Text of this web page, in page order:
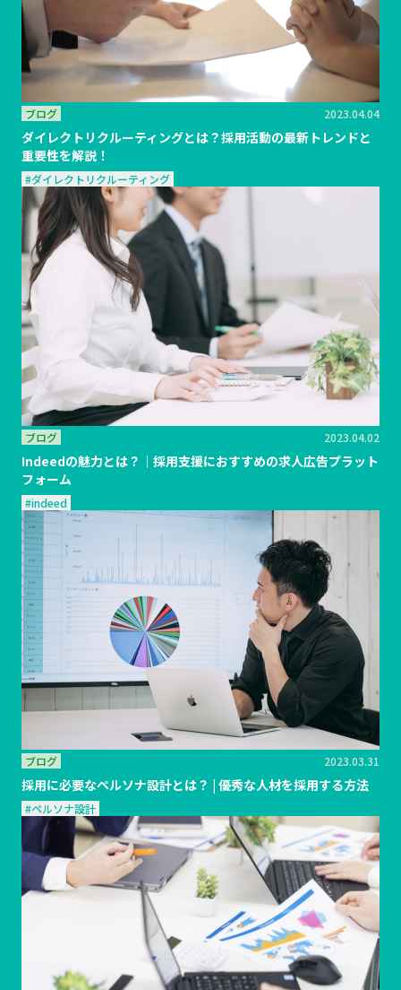
ブログ 2023.04.04
ダイレクトリクルーティングとは？採用活動の最新トレンドと
重要性を解説！
#ダイレクトリクルーティング
ブログ 2023.04.02
Indeedの魅力とは？｜採用支援におすすめの求人広告プラット
フォーム
#indeed
ブログ 2023.03.31
採用に必要なペルソナ設計とは？ | 優秀な人材を採用する方法
#ペルソナ設計